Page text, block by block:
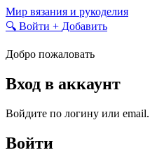
Skip
to
Мир вязания и рукоделия
🔍 Войти + Добавить
Добро пожаловать
Вход в аккаунт
Войдите по логину или
Войти